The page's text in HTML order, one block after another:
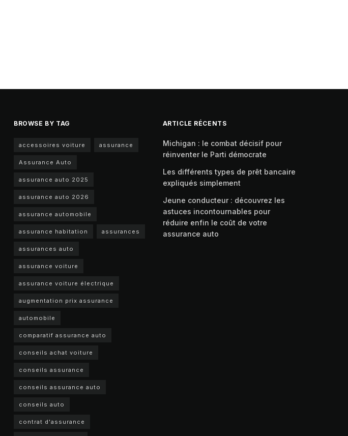
BROWSE BY TAG
accessoires voiture assurance
Assurance Auto
assurance auto 2025
assurance auto 2026
assurance automobile
assurance habitation assurances
assurances auto
assurance voiture
assurance voiture électrique
augmentation prix assurance
automobile
comparatif assurance auto
conseils achat voiture
conseils assurance
conseils assurance auto
conseils auto
contrat d'assurance
ARTICLE RÉCENTS
Michigan : le combat décisif pour
réinventer le Parti démocrate
Les différents types de prêt bancaire
expliqués simplement
Jeune conducteur : découvrez les
astuces incontournables pour
réduire enfin le coût de votre
assurance auto